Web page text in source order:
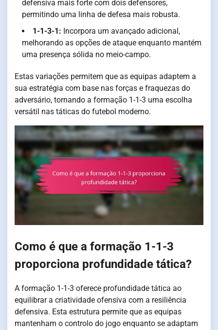
defensiva mais forte com dois defensores,
permitindo uma linha de defesa mais robusta.
1-1-3-1: Incorpora um avançado adicional,
melhorando as opções de ataque enquanto mantém
uma presença sólida no meio-campo.
Estas variações permitem que as equipas adaptem a
sua estratégia com base nas forças e fraquezas do
adversário, tornando a formação 1-1-3 uma escolha
versátil nas táticas do futebol moderno.
Como é que a formação 1-1-3
proporciona profundidade tática?
A formação 1-1-3 oferece profundidade tática ao
equilibrar a criatividade ofensiva com a resiliência
defensiva. Esta estrutura permite que as equipas
mantenham o controlo do jogo enquanto se adaptam